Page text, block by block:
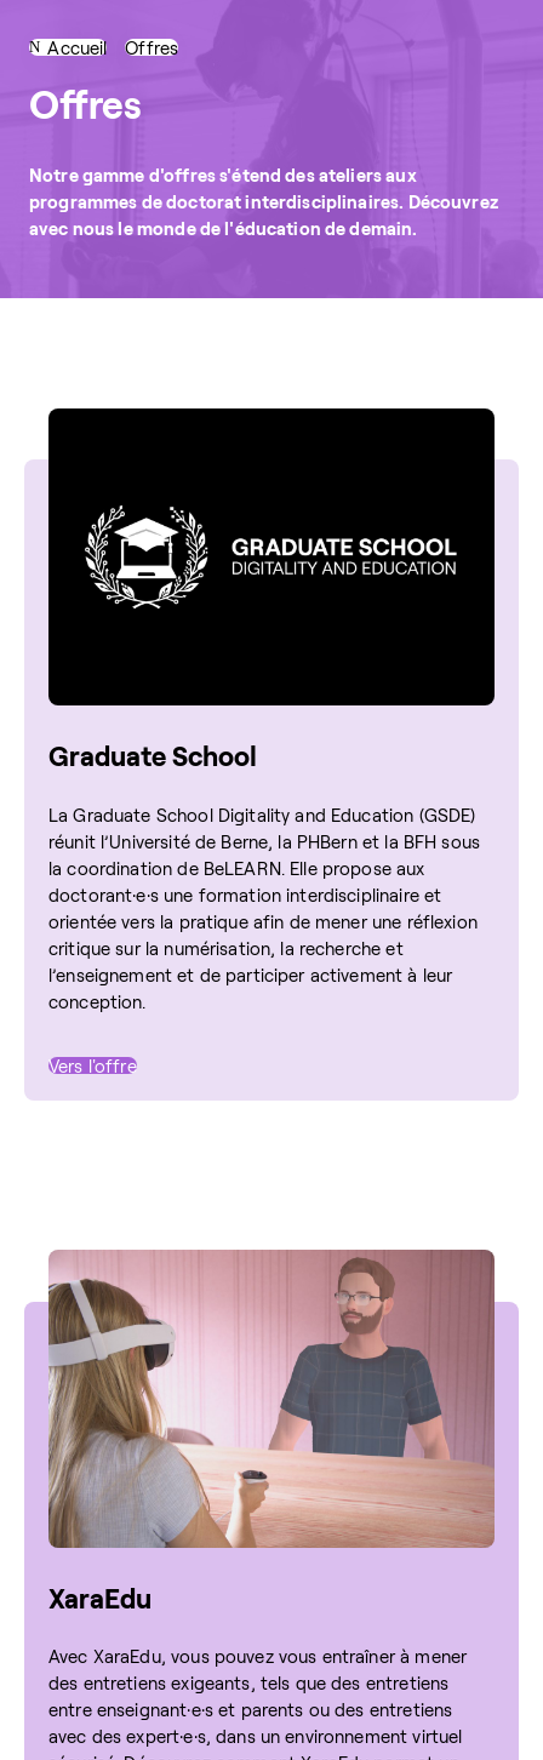
Accueil Offres
Offres
Notre gamme d'offres s'étend des ateliers aux
programmes de doctorat interdisciplinaires. Découvrez
avec nous le monde de l'éducation de demain.
Graduate School
La Graduate School Digitality and Education (GSDE)
réunit l’Université de Berne, la PHBern et la BFH sous
la coordination de BeLEARN. Elle propose aux
doctorant·e·s une formation interdisciplinaire et
orientée vers la pratique afin de mener une réflexion
critique sur la numérisation, la recherche et
l’enseignement et de participer activement à leur
conception.
Vers l'offre
XaraEdu
Avec XaraEdu, vous pouvez vous entraîner à mener
des entretiens exigeants, tels que des entretiens
entre enseignant·e·s et parents ou des entretiens
avec des expert·e·s, dans un environnement virtuel